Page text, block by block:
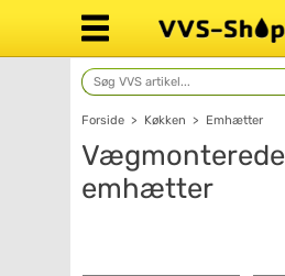
Forside > Køkken > Emhætter
Vægmonterede
emhætter